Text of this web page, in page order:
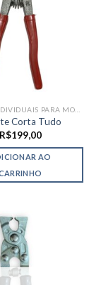
Corta Tudo
R$199,00
AO